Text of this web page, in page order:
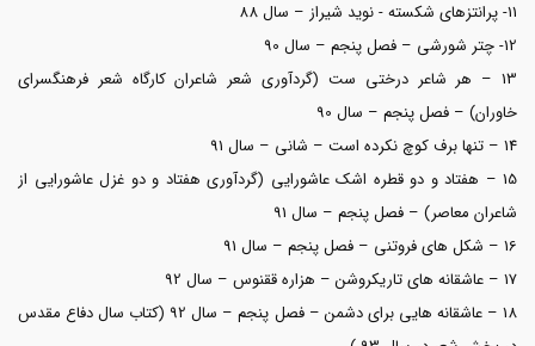
11- پرانتزهای شکسته - نوید شیراز – سال 88
12- چتر شورشی – فصل پنجم – سال 90
13 – هر شاعر درختی ست (گردآوری شعر شاعران کارگاه شعر فرهنگسرای
خاوران) – فصل پنجم – سال 90
14 – تنها برف کوچ نکرده است – شانی – سال 91
15 – هفتاد و دو قطره اشک عاشورایی (گردآوری هفتاد و دو غزل عاشورایی از
شاعران معاصر) – فصل پنجم – سال 91
16 – شکل های فروتنی – فصل پنجم – سال 91
17 – عاشقانه های تاریکروشن – هزاره ققنوس – سال 92
18 – عاشقانه هایی برای دشمن – فصل پنجم – سال 92 (کتاب سال دفاع مقدس